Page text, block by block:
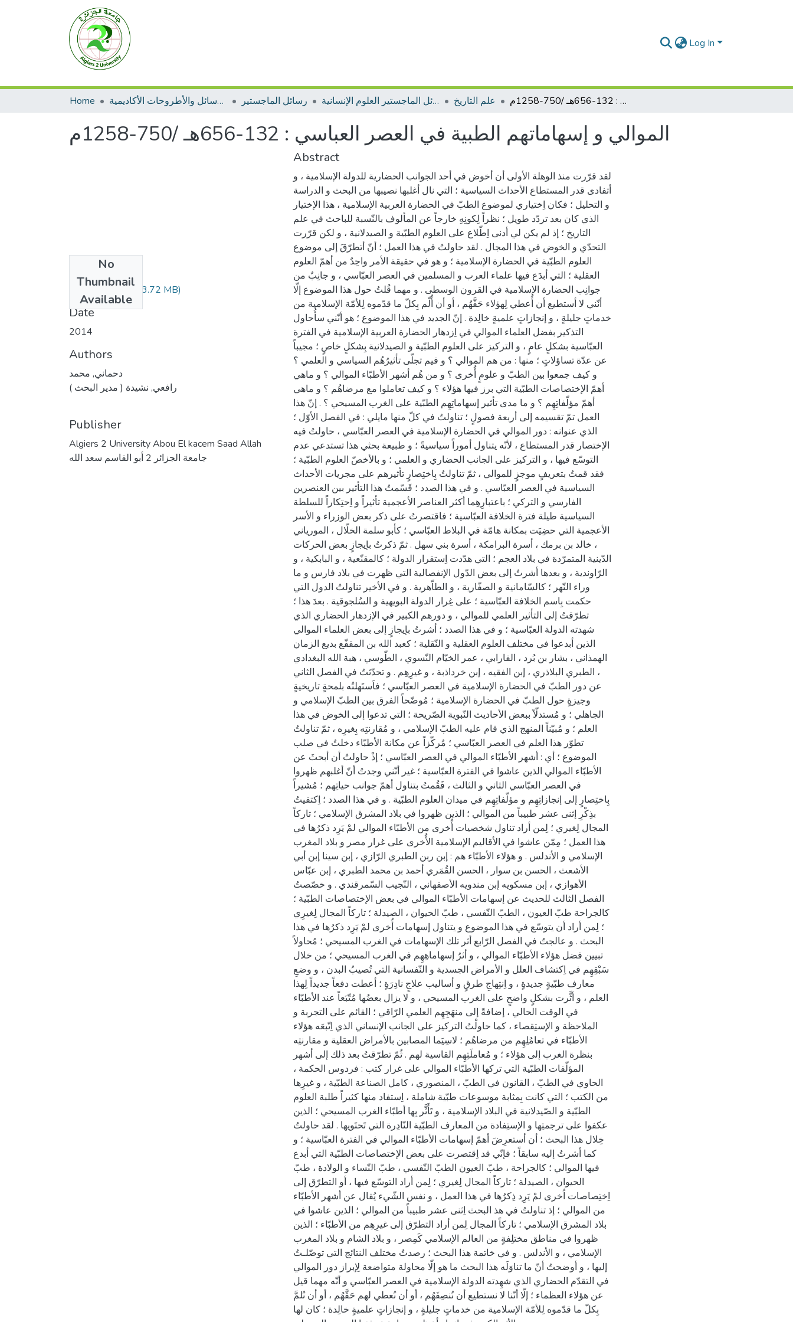
Log In
Home الرسائل والأطروحات الأكاديمية رسائل الماجستير رسائل الماجستير العلوم الإنسانية علم التاريخ الموالي و إسهاماتهم الطبية في العصر العباسي : 132-656هـ /750-1258م
الموالي و إسهاماتهم الطبية في العصر العباسي : 132-656هـ /750-1258م
No
Thumbnail
Available
دحماني محمد.pdf (3.72 MB)
Date
2014
Authors
دحماني, محمد
رافعي, نشيدة ( مدير البحث )
Publisher
Algiers 2 University Abou El kacem Saad Allah
جامعة الجزائر 2 أبو القاسم سعد الله
Abstract
لقد قرّرت منذ الوهلة الأولى أن أخوض في أحد الجوانب الحضارية للدولة الإسلامية ، و
أتفادى قدر المستطاع الأحداث السياسية ؛ التي نال أغلبها نصيبها من البحث و الدراسة
و التحليل ؛ فكان اِختياري لموضوع الطبّ في الحضارة العربية الإسلامية ، هذا الإختيار
الذي كان بعد تردّد طويل ؛ نظراً لِكونِهِ خارجاً عن المألوف بالنّسبة للباحث في علم
التاريخ ؛ إذ لم يكن لي أدنى اِطّلاع على العلوم الطبّية و الصيدلانية ، و لكن قرّرت
التحدّي و الخوض في هذا المجال . لقد حاولتُ في هذا العمل ؛ أنّ أتطرّقَ إلى موضوع
العلوم الطبّية في الحضارة الإسلامية ؛ و هو في حقيقة الأمر واحِدٌ من أهمّ العلوم
العقلية ؛ التي أبدَع فيها علماء العرب و المسلمين في العصر العبّاسي ، و جانِبٌ من
جوانِب الحضارة الإسلامية في القرون الوسطى . و مهما قُلتُ حول هذا الموضوع إلّا
أنّني لا أستطيع أن أُعطي لِهؤلاء حَقَّهُم ، أو أن أُلّم بِكلّ ما قدّموه لِلأمّة الإسلامية من
خدماتٍ جليلةٍ ، و إنجازاتٍ علميةٍ خالِدة . إنّ الجديد في هذا الموضوع ؛ هو أنّني سأُحاول
التذكير بفضل العلماء الموالي في اِزدهار الحضارة العربية الإسلامية في الفترة
العبّاسية بشكلٍ عامٍ ، و التركيز على العلوم الطبّية و الصيدلانية بِشكلٍ خاصٍ ؛ مجيباً
عن عدّة تساؤلاتٍ ؛ منها : من هم الموالي ؟ و فيم تجلّى تأثيرُهُم السياسي و العلمي ؟
و كيف جمعوا بين الطبّ و علومٍ أُخرى ؟ و من هُم أشهر الأطبّاء الموالي ؟ و ماهي
أهمّ الإختصاصات الطبّية التي برز فيها هؤلاء ؟ و كيف تعاملوا مع مرضاهُم ؟ و ماهي
أهمّ مؤلّفاتِهِم ؟ و ما مدى تأثير إسهاماتِهِم الطبّية على الغرب المسيحي ؟ . إنّ هذا
العمل تمّ تقسيمه إلى أربعة فصولٍ ؛ تناولتُ في كلّ منها مايلي : في الفصل الأوّل ؛
الذي عنوانه : دور الموالي في الحضارة الإسلامية في العصر العبّاسي ، حاولتُ فيه
الإختصار قدر المستطاع ، لأنّه يتناول أموراً سياسيةً ؛ و طبيعة بحثي هذا تستدعي عدم
التوسّع فيها ، و التركيز على الجانب الحضاري و العلمي ؛ و بالأخصّ العلوم الطبّية ؛
فقد قمتُ بتعريفٍ موجزٍ للموالي ، ثمّ تناولتُ بِاختِصارٍ تأثيرهم على مجريات الأحداث
السياسية في العصر العبّاسي . و في هذا الصدد ؛ قَسّمتُ هذا التأثير بين العنصرين
الفارسي و التركي ؛ باعتبارِهِما أكثر العناصر الأعجمية تأثيراً و اِحتِكاراً للسلطة
السياسية طيلة فترة الخلافة العبّاسية ؛ فاقتصرتُ على ذكر بعض الوزراء و الأسر
الأعجمية التي حضِيَت بمكانة هامّة في البلاط العبّاسي ؛ كأبو سلمة الخلّال ، المورياني
، خالد بن برمك ، أسرة البرامكة ، أسرة بني سهل . ثمّ ذكرتُ بإيجازٍ بعض الحركات
الدّينية المتمرّدة في بلاد العجم ؛ التي هدّدت اِستقرار الدولة ؛ كالمقنّعية ، و البابكية ، و
الرّاوندية ، و بعدها أشرتُ إلى بعض الدّول الإنفصالية التي ظهرت في بلاد فارس و ما
وراء النّهر ؛ كالسّامانية و الصفّارية ، و الطاّهرية . و في الأخير تناولتُ الدول التي
حكمت بِاسم الخلافة العبّاسية ؛ على غِرار الدولة البويهية و السُلجوقية . بعدَ هذا ؛
تطرّقتُ إلى التأثير العلمي للموالي ، و دورهم الكبير في الإزدهار الحضاري الذي
شهدته الدولة العبّاسية ؛ و في هذا الصدد ؛ أشرتُ بإيجازٍ إلى بعض العلماء الموالي
الذين أبدعوا في مختلف العلوم العقلية و النّقلية ؛ كعبد الله بن المقفّع بديع الزمان
الهمذاني ، بشار بن بُرد ، الفارابي ، عمر الخيّام النّسوي ، الطّوسي ، هبة الله البغدادي
، الطبري البلاذري ، إبن الفقيه ، إبن خرداذبة ، و غيرِهِم . و تحدّثتُ في الفصل الثاني
عن دور الطبّ في الحضارة الإسلامية في العصر العبّاسي ؛ فاَستَهلتُه بلمحةٍ تاريخيةٍ
وجيزةٍ حول الطبّ في الحضارة الإسلامية ؛ مُوضّحاً الفرق بين الطبّ الإسلامي و
الجاهلي ؛ و مُستدلّاً ببعض الأحاديث النّبوية الصّريحة ؛ التي تدعوا إلى الخوض في هذا
العلم ؛ و مُبيّناً المنهج الذي قام عليه الطبّ الإسلامي ، و مُقارنتِه بِغيرِه ، ثمّ تناولتُ
تطوّر هذا العلم في العصر العبّاسي ؛ مُركّزاً عن مكانة الأطبّاء دخلتُ في صلب
الموضوع ؛ أي : أشهر الأطبّاء الموالي في العصر العبّاسي ؛ إذْ حاولتُ أن أبحثَ عن
الأطبّاء الموالي الذين عاشوا في الفترة العبّاسية ؛ غير أنّني وجدتُ أنّ أغلبهم ظهروا
في العصر العبّاسي الثاني و الثالث ، فَقُمتُ بتناول أهمّ جوانب حياتِهم ؛ مُشيراً
بِاختِصارٍ إلى إنجازاتِهِم و مؤلّفاتِهِم في ميدان العلوم الطبّية . و في هذا الصدد ؛ اِكتفيتُ
بذِكْرِ إثنى عشر طبيباً من الموالي ؛ الذين ظهروا في بلاد المشرق الإسلامي ؛ تاركاً
المجال لِغيري ؛ لِمن أراد تناول شخصيات أُخرى من الأطبّاء الموالي لمْ يَرِد ذكرُها في
هذا العمل ؛ مِمّن عاشوا في الأقاليم الإسلامية الأُخرى على غرار مصر و بلاد المغرب
الإسلامي و الأندلس . و هؤلاء الأطبّاء هم : إبن ربن الطبري الرّازي ، إبن سينا إبن أبي
الأشعث ، الحسن بن سوار ، الحسن القُمَري أحمد بن محمد الطبري ، إبن عبّاس
الأهوازي ، إبن مسكويه إبن مندويه الأصفهاني ، النّجيب السّمرقندي . و خصّصتُ
الفصل الثالث للحديث عن إسهامات الأطبّاء الموالي في بعض الإختصاصات الطبّية ؛
كالجراحة طبّ العيون ، الطبّ النّفسي ، طبّ الحيوان ، الصيدلة ؛ تاركاً المجال لِغيرِي
؛ لِمن أراد أن يتوسّع في هذا الموضوع و يتناول إسهامات أُخرى لمْ يَرِد ذكرُها في هذا
البحث . و عالجتُ في الفصل الرّابع أثر تلك الإسهامات في الغرب المسيحي ؛ مُحاولاً
تبيين فضل هؤلاء الأطبّاء الموالي ، و أثرُ إسهاماهِهِم في الغرب المسيحي ؛ من خلال
سَبْقِهِم في اِكتشاف العلل و الأمراض الجسدية و النّفسانية التي تُصيبُ البدن ، و وضعِ
معارف طبّيةٍ جديدةٍ ، و اِنتِهاجِ طرقٍ و أساليب علاجٍ نادِرَةٍ ؛ أعطت دفعاً جديداً لِهذا
العلم ، و أثَّرت بشكلٍ واضحٍ على الغرب المسيحي ، و لا يزال بعضُها مُتّبَعاً عند الأطبّاء
في الوقت الحالي ، إضافةً إلى منهَجِهِم العلمي الرّاقي ؛ القائم على التجربة و
الملاحظة و الإستِقصاء ، كما حاولْتُ التركيز على الجانب الإنساني الذي اِتّبعَه هؤلاء
الأطبّاء في تعامُلِهِم من مرضاهُم ؛ لاسِيَما المصابين بالأمراض العقلية و مقارنتِه
بنظرة الغرب إلى هؤلاء ؛ و مُعاملَتِهِم القاسية لهم . ثُمّ تطرّقتُ بعد ذلك إلى أشهر
المؤلّفات الطبّية التي تركها الأطبّاء الموالي على غرار كتب : فردوس الحكمة ،
الحاوي في الطبّ ، القانون في الطبّ ، المنصوري ، كامل الصناعة الطبّية ، و غيرِها
من الكتب ؛ التي كانت بِمثابة موسوعات طبّية شاملة ، اِستفاد منها كثيراً طلبة العلوم
الطبّية و الصّيدلانية في البلاد الإسلامية ، و تَأَثَّر بِها أطبّاء الغرب المسيحي ؛ الذين
عكفوا على ترجمتِها و الإستِفادة من المعارف الطبّية النّادِرة التي تَحتَويها . لقد حاولتُ
خِلال هذا البحث ؛ أن أستعرِضَ أهمّ إسهامات الأطبّاء الموالي في الفترة العبّاسية ؛ و
كما أشرتُ إليه سابقاً ؛ فإنّي قد اِقتصرت على بعض الإختصاصات الطبّية التي أبدع
فيها الموالي ؛ كالجراحة ، طبّ العيون الطبّ النّفسي ، طبّ النّساء و الولادة ، طبّ
الحيوان ، الصيدلة ؛ تاركاً المجال لِغيري ؛ لِمن أراد التوسّع فيها ، أو التطرّق إلى
اِختِصاصات اُخرى لمْ يَرِد ذِكرُها في هذا العمل ، و نفس الشّيء يُقال عن أشهر الأطبّاء
من الموالي ؛ إذ تناولتُ في هذ البحث اِثنى عشر طبيباً من الموالي ؛ الذين عاشوا في
بلاد المشرق الإسلامي ؛ تاركاً المجال لِمن أراد التطرّق إلى غيرِهِم من الأطبّاء ؛ الذين
ظهروا في مناطق مختلِفةٍ من العالم الإسلامي كَمِصر ، و بلاد الشام و بلاد المغرب
الإسلامي ، و الأندلس . و في خاتمة هذا البحث ؛ رصدتُ مختلف النتائج التي توصّلـتُ
إليها ، و أوضحتُ أنّ ما تناوَلَه هذا البحث ما هو إلّا محاولة متواضعة لِإبراز دور الموالي
في التقدّم الحضاري الذي شهِدته الدولة الإسلامية في العصر العبّاسي و أنّه مهما قيل
عن هؤلاء العظماء ؛ إلّا أنّنا لا نستطيع أن نُنصِفَهُم ، أو أن نُعطي لهم حَقَّهُم ، أو أن نُلمَّ
بِكلّ ما قدّموه لِلأمّة الإسلامية من خدماتٍ جليلةٍ ، و إنجازاتٍ علميةٍ خالِدة ؛ كان لها